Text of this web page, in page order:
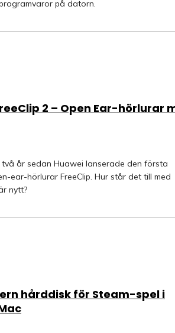
på datorn.
2 – Open Ear-hörlurar
år sedan Huawei lanserade den första
ear-hörlurar FreeClip. Hur står det till med
nytt?
hårddisk för Steam-spel i